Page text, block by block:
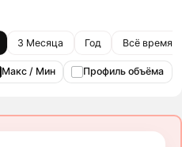
3 Месяца Год Всё время
Макс / Мин Профиль объёма